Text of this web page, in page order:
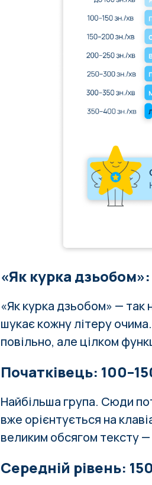
«Як курка
«Як курка дзьобом» —
шукає кожну літеру
повільно, але цілком
Початківець:
Найбільша група. Сюди
вже орієнтується на
великим обсягом тексту
Середній рівень: